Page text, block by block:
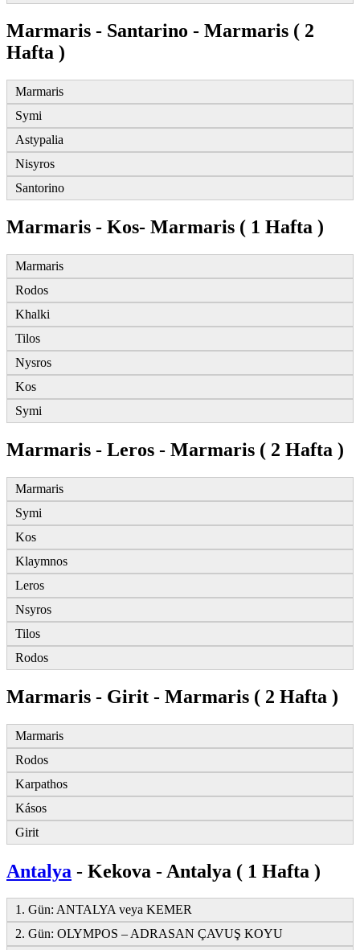
Marmaris - Santarino - Marmaris ( 2
Hafta )
Marmaris
Symi
Astypalia
Nisyros
Santorino
Marmaris - Kos- Marmaris ( 1 Hafta )
Marmaris
Rodos
Khalki
Tilos
Nysros
Kos
Symi
Marmaris - Leros - Marmaris ( 2 Hafta )
Marmaris
Symi
Kos
Klaymnos
Leros
Nsyros
Tilos
Rodos
Marmaris - Girit - Marmaris ( 2 Hafta )
Marmaris
Rodos
Karpathos
Kásos
Girit
Antalya - Kekova - Antalya ( 1 Hafta )
1. Gün: ANTALYA veya KEMER
2. Gün: OLYMPOS – ADRASAN ÇAVUŞ KOYU